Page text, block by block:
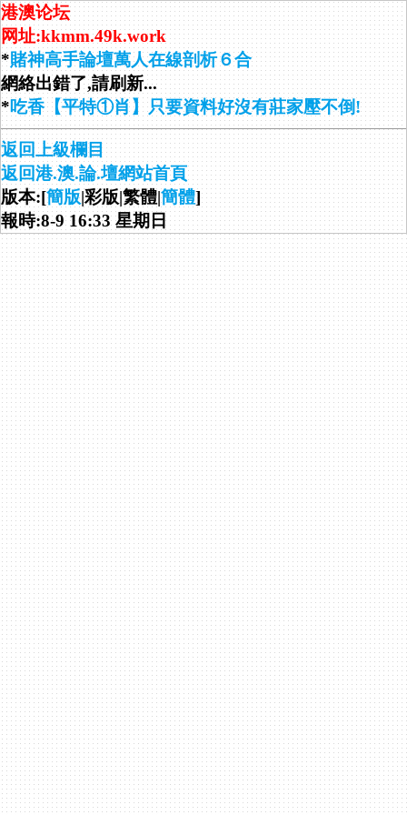
港澳论坛
网址:kkmm.49k.work
*賭神高手論壇萬人在線剖析６合
網絡出錯了,請刷新...
*吃香【平特①肖】只要資料好沒有莊家壓不倒!
返回上級欄目
返回港.澳.論.壇網站首頁
版本:[簡版|彩版|繁體|簡體]
報時:8-9 16:33 星期日